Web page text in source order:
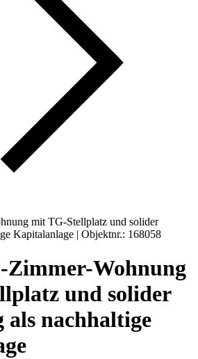
mit TG-Stellplatz und solider
Kapitalanlage | Objektnr.: 168058
Zimmer-Wohnung
und solider
als nachhaltige